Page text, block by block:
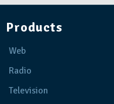
Products
Web
Radio
Television